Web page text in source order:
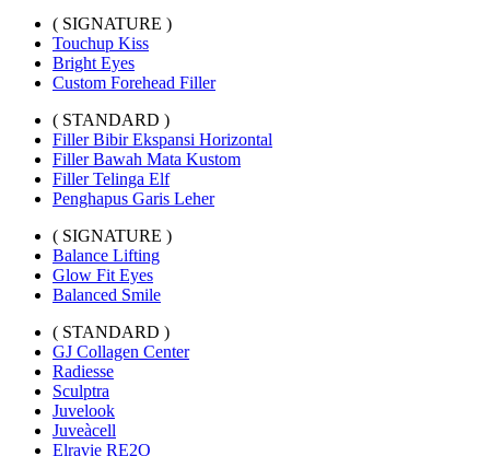
( SIGNATURE )
Touchup Kiss
Bright Eyes
Custom Forehead Filler
( STANDARD )
Filler Bibir Ekspansi Horizontal
Filler Bawah Mata Kustom
Filler Telinga Elf
Penghapus Garis Leher
( SIGNATURE )
Balance Lifting
Glow Fit Eyes
Balanced Smile
( STANDARD )
GJ Collagen Center
Radiesse
Sculptra
Juvelook
Juveàcell
Elravie RE2O